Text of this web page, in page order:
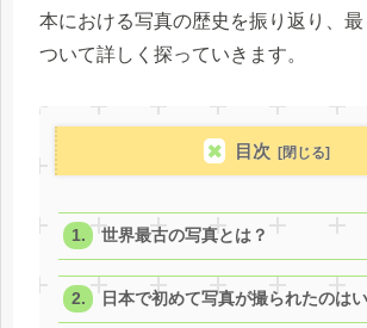
本における写真の歴史を振り返り、
ついて詳しく探っていきます。
目次
世界最古の写真とは？
日本で初めて写真が撮られたのは